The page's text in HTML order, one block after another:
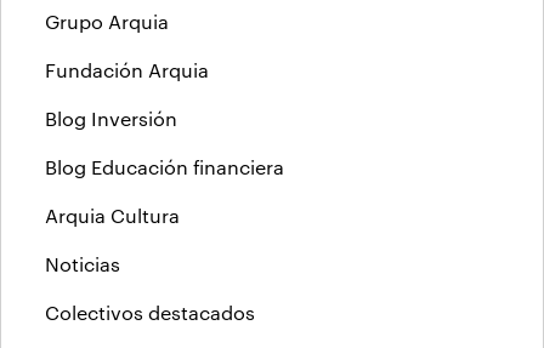
Grupo Arquia
Fundación Arquia
Blog Inversión
Blog Educación financiera
Arquia Cultura
Noticias
Colectivos destacados